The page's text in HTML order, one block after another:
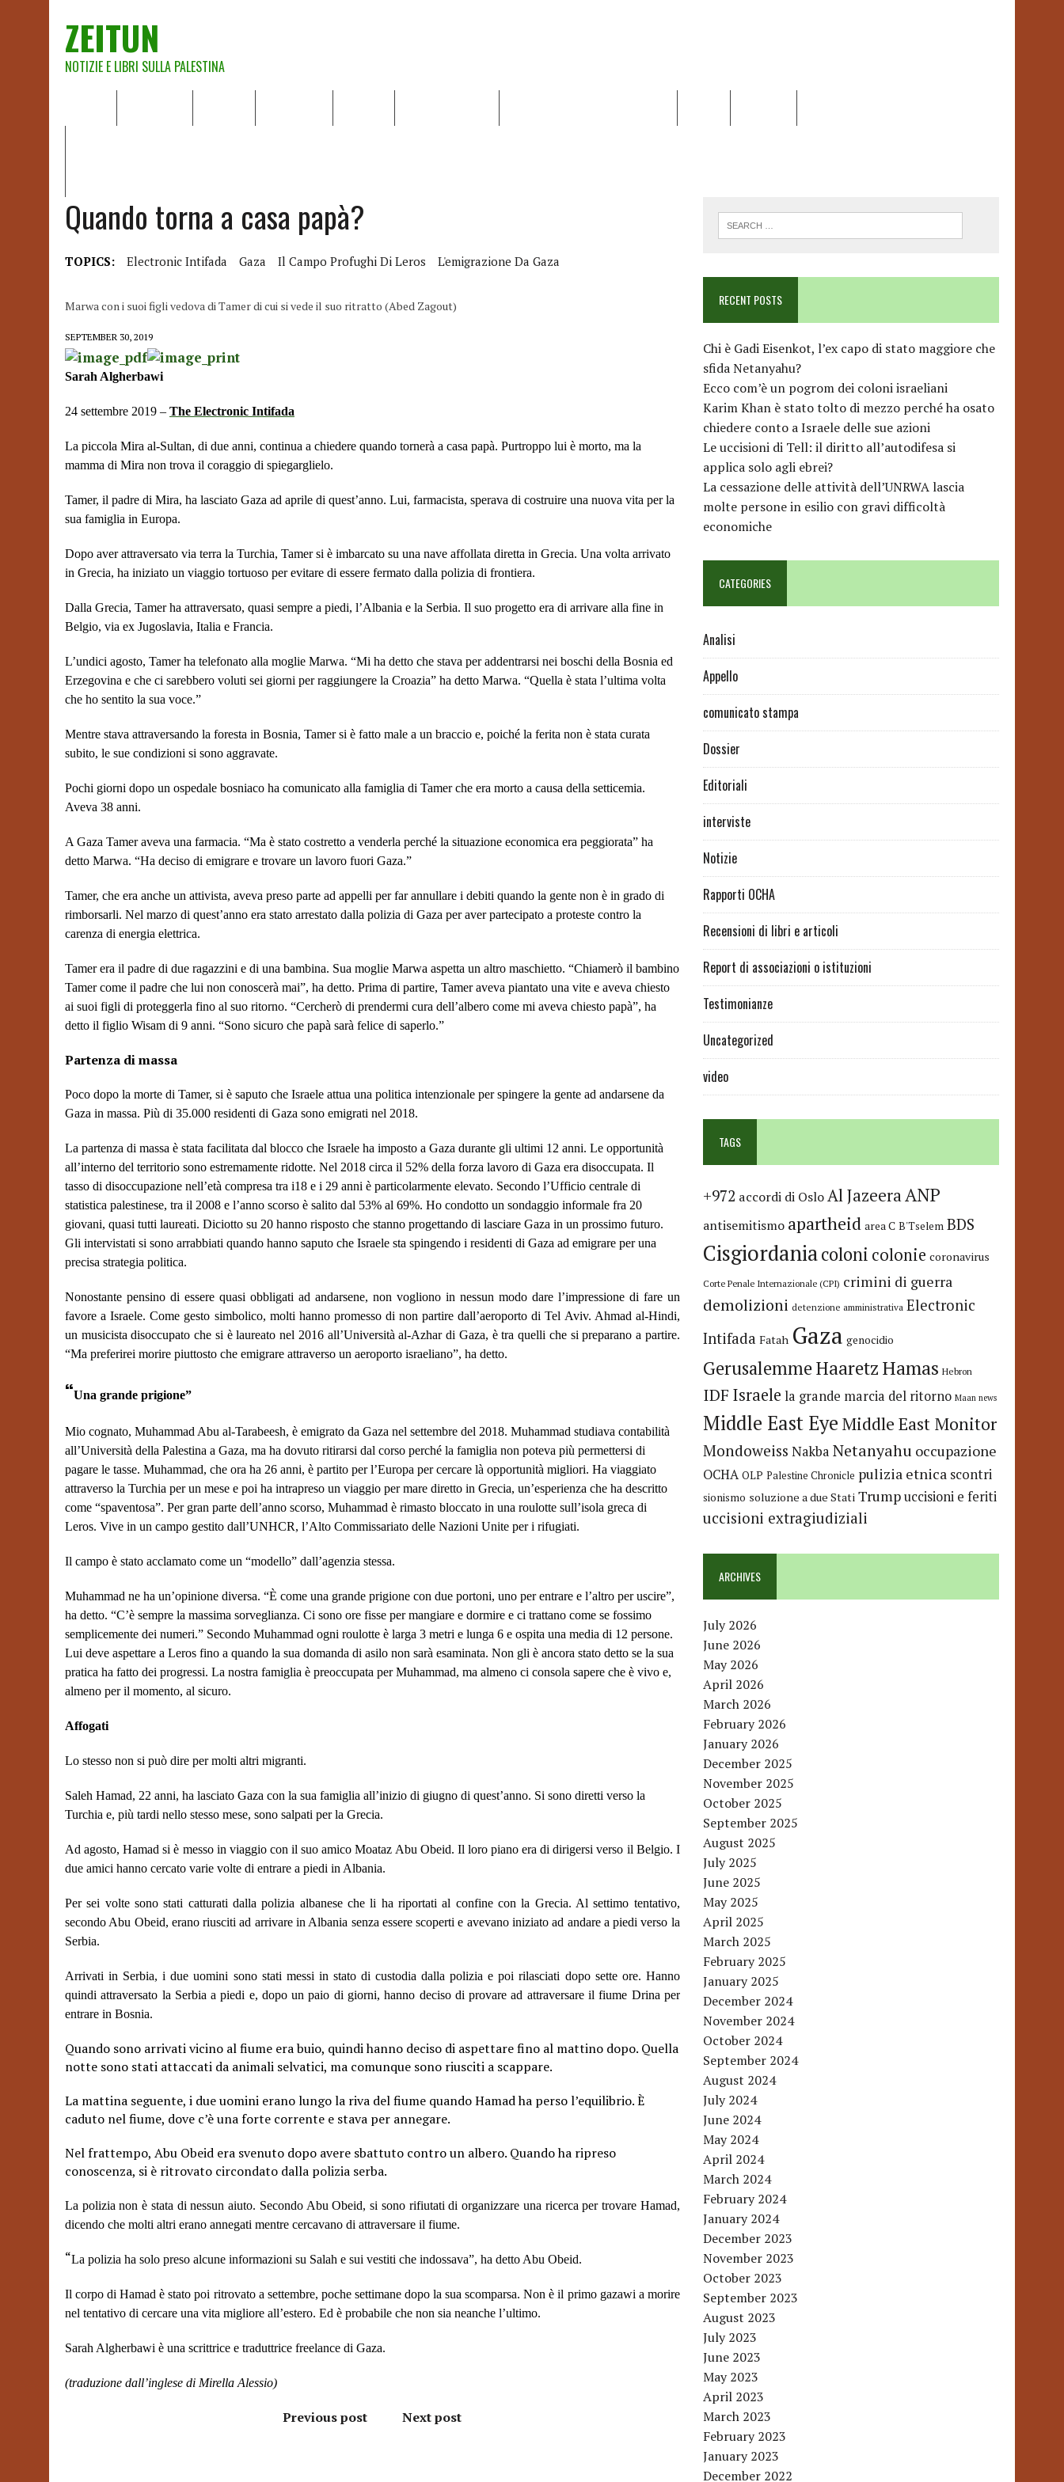
ZEITUN
NOTIZIE E LIBRI SULLA PALESTINA
Quando torna a casa papà?
TOPICS: Electronic Intifada Gaza Il Campo Profughi Di Leros L'emigrazione Da Gaza
Marwa con i suoi figli vedova di Tamer di cui si vede il suo ritratto (Abed Zagout)
SEPTEMBER 30, 2019
Sarah Algherbawi
24 settembre 2019 – The Electronic Intifada
La piccola Mira al-Sultan, di due anni, continua a chiedere quando tornerà a casa papà. Purtroppo lui è morto, ma la
mamma di Mira non trova il coraggio di spiegarglielo.
Tamer, il padre di Mira, ha lasciato Gaza ad aprile di quest’anno. Lui, farmacista, sperava di costruire una nuova vita per la
sua famiglia in Europa.
Dopo aver attraversato via terra la Turchia, Tamer si è imbarcato su una nave affollata diretta in Grecia. Una volta arrivato
in Grecia, ha iniziato un viaggio tortuoso per evitare di essere fermato dalla polizia di frontiera.
Dalla Grecia, Tamer ha attraversato, quasi sempre a piedi, l’Albania e la Serbia. Il suo progetto era di arrivare alla fine in
Belgio, via ex Jugoslavia, Italia e Francia.
L’undici agosto, Tamer ha telefonato alla moglie Marwa. “Mi ha detto che stava per addentrarsi nei boschi della Bosnia ed
Erzegovina e che ci sarebbero voluti sei giorni per raggiungere la Croazia” ha detto Marwa. “Quella è stata l’ultima volta
che ho sentito la sua voce.”
Mentre stava attraversando la foresta in Bosnia, Tamer si è fatto male a un braccio e, poiché la ferita non è stata curata
subito, le sue condizioni si sono aggravate.
Pochi giorni dopo un ospedale bosniaco ha comunicato alla famiglia di Tamer che era morto a causa della setticemia.
Aveva 38 anni.
A Gaza Tamer aveva una farmacia. “Ma è stato costretto a venderla perché la situazione economica era peggiorata” ha
detto Marwa. “Ha deciso di emigrare e trovare un lavoro fuori Gaza.”
Tamer, che era anche un attivista, aveva preso parte ad appelli per far annullare i debiti quando la gente non è in grado di
rimborsarli. Nel marzo di quest’anno era stato arrestato dalla polizia di Gaza per aver partecipato a proteste contro la
carenza di energia elettrica.
Tamer era il padre di due ragazzini e di una bambina. Sua moglie Marwa aspetta un altro maschietto. “Chiamerò il bambino
Tamer come il padre che lui non conoscerà mai”, ha detto. Prima di partire, Tamer aveva piantato una vite e aveva chiesto
ai suoi figli di proteggerla fino al suo ritorno. “Cercherò di prendermi cura dell’albero come mi aveva chiesto papà”, ha
detto il figlio Wisam di 9 anni. “Sono sicuro che papà sarà felice di saperlo.”
Partenza di massa
Poco dopo la morte di Tamer, si è saputo che Israele attua una politica intenzionale per spingere la gente ad andarsene da
Gaza in massa. Più di 35.000 residenti di Gaza sono emigrati nel 2018.
La partenza di massa è stata facilitata dal blocco che Israele ha imposto a Gaza durante gli ultimi 12 anni. Le opportunità
all’interno del territorio sono estremamente ridotte. Nel 2018 circa il 52% della forza lavoro di Gaza era disoccupata. Il
tasso di disoccupazione nell’età compresa tra i18 e i 29 anni è particolarmente elevato. Secondo l’Ufficio centrale di
statistica palestinese, tra il 2008 e l’anno scorso è salito dal 53% al 69%. Ho condotto un sondaggio informale fra 20
giovani, quasi tutti laureati. Diciotto su 20 hanno risposto che stanno progettando di lasciare Gaza in un prossimo futuro.
Gli intervistati si sono arrabbiati quando hanno saputo che Israele sta spingendo i residenti di Gaza ad emigrare per una
precisa strategia politica.
Nonostante pensino di essere quasi obbligati ad andarsene, non vogliono in nessun modo dare l’impressione di fare un
favore a Israele. Come gesto simbolico, molti hanno promesso di non partire dall’aeroporto di Tel Aviv. Ahmad al-Hindi,
un musicista disoccupato che si è laureato nel 2016 all’Università al-Azhar di Gaza, è tra quelli che si preparano a partire.
“Ma preferirei morire piuttosto che emigrare attraverso un aeroporto israeliano”, ha detto.
“Una grande prigione”
Mio cognato, Muhammad Abu al-Tarabeesh, è emigrato da Gaza nel settembre del 2018. Muhammad studiava contabilità
all’Università della Palestina a Gaza, ma ha dovuto ritirarsi dal corso perché la famiglia non poteva più permettersi di
pagare le tasse. Muhammad, che ora ha 26 anni, è partito per l’Europa per cercare là opportunità migliori. Ha viaggiato
attraverso la Turchia per un mese e poi ha intrapreso un viaggio per mare diretto in Grecia, un’esperienza che ha descritto
come “spaventosa”. Per gran parte dell’anno scorso, Muhammad è rimasto bloccato in una roulotte sull’isola greca di
Leros. Vive in un campo gestito dall’UNHCR, l’Alto Commissariato delle Nazioni Unite per i rifugiati.
Il campo è stato acclamato come un “modello” dall’agenzia stessa.
Muhammad ne ha un’opinione diversa. “È come una grande prigione con due portoni, uno per entrare e l’altro per uscire”,
ha detto. “C’è sempre la massima sorveglianza. Ci sono ore fisse per mangiare e dormire e ci trattano come se fossimo
semplicemente dei numeri.” Secondo Muhammad ogni roulotte è larga 3 metri e lunga 6 e ospita una media di 12 persone.
Lui deve aspettare a Leros fino a quando la sua domanda di asilo non sarà esaminata. Non gli è ancora stato detto se la sua
pratica ha fatto dei progressi. La nostra famiglia è preoccupata per Muhammad, ma almeno ci consola sapere che è vivo e,
almeno per il momento, al sicuro.
Affogati
Lo stesso non si può dire per molti altri migranti.
Saleh Hamad, 22 anni, ha lasciato Gaza con la sua famiglia all’inizio di giugno di quest’anno. Si sono diretti verso la
Turchia e, più tardi nello stesso mese, sono salpati per la Grecia.
Ad agosto, Hamad si è messo in viaggio con il suo amico Moataz Abu Obeid. Il loro piano era di dirigersi verso il Belgio. I
due amici hanno cercato varie volte di entrare a piedi in Albania.
Per sei volte sono stati catturati dalla polizia albanese che li ha riportati al confine con la Grecia. Al settimo tentativo,
secondo Abu Obeid, erano riusciti ad arrivare ​​in Albania senza essere scoperti e avevano iniziato ad andare a piedi verso la
Serbia.
Arrivati in Serbia, i due uomini sono stati messi in stato di custodia dalla polizia e poi rilasciati dopo sette ore. Hanno
quindi attraversato la Serbia a piedi e, dopo un paio di giorni, hanno deciso di provare ad attraversare il fiume Drina per
entrare in Bosnia.
Quando sono arrivati vicino al fiume era buio, quindi hanno deciso di aspettare fino al mattino dopo. Quella
notte sono stati attaccati da animali selvatici, ma comunque sono riusciti a scappare.
La mattina seguente, i due uomini erano lungo la riva del fiume quando Hamad ha perso l’equilibrio. È
caduto nel fiume, dove c’è una forte corrente e stava per annegare.
Nel frattempo, Abu Obeid era svenuto dopo avere sbattuto contro un albero. Quando ha ripreso
conoscenza, si è ritrovato circondato dalla polizia serba.
La polizia non è stata di nessun aiuto. Secondo Abu Obeid, si sono rifiutati di organizzare una ricerca per trovare Hamad,
dicendo che molti altri erano annegati mentre cercavano di attraversare il fiume.
“La polizia ha solo preso alcune informazioni su Salah e sui vestiti che indossava”, ha detto Abu Obeid.
Il corpo di Hamad è stato poi ritrovato a settembre, poche settimane dopo la sua scomparsa. Non è il primo gazawi a morire
nel tentativo di cercare una vita migliore all’estero. Ed è probabile che non sia neanche l’ultimo.
Sarah Algherbawi è una scrittrice e traduttrice freelance di Gaza.
(traduzione dall’inglese di Mirella Alessio)
Previous post Next post
RECENT POSTS
Chi è Gadi Eisenkot, l’ex capo di stato maggiore che
sfida Netanyahu?
Ecco com’è un pogrom dei coloni israeliani
Karim Khan è stato tolto di mezzo perché ha osato
chiedere conto a Israele delle sue azioni
Le uccisioni di Tell: il diritto all’autodifesa si
applica solo agli ebrei?
La cessazione delle attività dell’UNRWA lascia
molte persone in esilio con gravi difficoltà
economiche
CATEGORIES
Analisi
Appello
comunicato stampa
Dossier
Editoriali
interviste
Notizie
Rapporti OCHA
Recensioni di libri e articoli
Report di associazioni o istituzioni
Testimonianze
Uncategorized
video
TAGS
+972 accordi di OsloAl JazeeraANP
antisemitismo apartheid area C B'Tselem BDS
Cisgiordaniacoloni colonie coronavirus
Corte Penale Internazionale (CPI) crimini di guerra
demolizioni detenzione amministrativa Electronic
Intifada Fatah Gaza genocidio
GerusalemmeHaaretzHamas Hebron
IDF Israele la grande marcia del ritorno Maan news
Middle East Eye Middle East Monitor
Mondoweiss Nakba Netanyahu occupazione
OCHA OLP Palestine Chronicle pulizia etnica scontri
sionismo soluzione a due Stati Trumpuccisioni e feriti
uccisioni extragiudiziali
ARCHIVES
July 2026
June 2026
May 2026
April 2026
March 2026
February 2026
January 2026
December 2025
November 2025
October 2025
September 2025
August 2025
July 2025
June 2025
May 2025
April 2025
March 2025
February 2025
January 2025
December 2024
November 2024
October 2024
September 2024
August 2024
July 2024
June 2024
May 2024
April 2024
March 2024
February 2024
January 2024
December 2023
November 2023
October 2023
September 2023
August 2023
July 2023
June 2023
May 2023
April 2023
March 2023
February 2023
January 2023
December 2022